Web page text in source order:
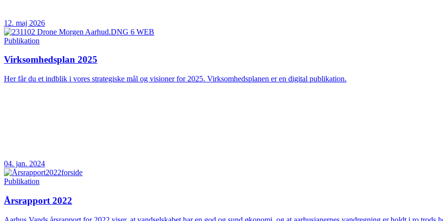
12. maj 2026
Publikation
Virksomhedsplan 2025
Her får du et indblik i vores strategiske mål og visioner for 2025. Virksomhedsplanen er en digital publikation.
04. jan. 2024
Publikation
Årsrapport 2022